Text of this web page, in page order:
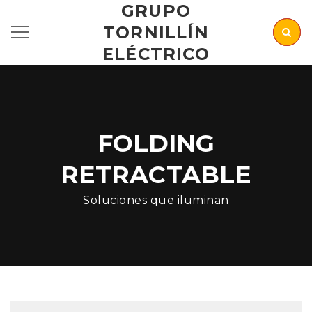
GRUPO
TORNILLÍN
ELÉCTRICO
FOLDING
RETRACTABLE
Soluciones que iluminan